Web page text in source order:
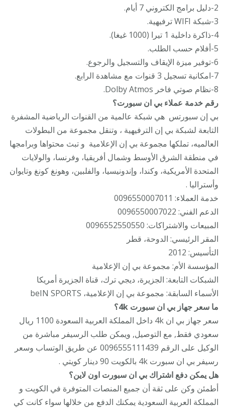
2-دليل برامج الكتروني 7 أيام.
3-شبكة WIFI ترفيهية.
4-ذاكرة داخلية 1 تيرا (1000 غيغا).
5-أفلام حسب الطلب.
6-توفير ميزة الإيقاف والتسجيل والرجوع.
7-امكانية تسجيل 3 قنوات مع مشاهدة الرابع.
8-نظام صوتي فاخر Dolby Atmos.
رقم خدمة عملاء بي ان سبورت؟
بي إن سبورتس ‏ هي شبكة عالمية من القنوات الرياضية المشفرة
التابعة لشبكة بي إن الترفيهية ‏، وتنقل مجموعة من البطولات
العالميه، تملكها مجموعة بي إن الإعلامية ‏ و تبث محتواها وبرامجها
في منطقة الشرق الأوسط وشمال أفريقيا، وفرنسا، والولايات
المتحدة الأمريكية، وكندا، وإندونيسيا، والفلبين، وهونغ كونغ وتايوان
وأستراليا .
خدمة العملاء: 0096550007011
الدعم الفني: 0096550007022
المبيعات والاشتراكات: 0096552550550
المقر الرئيسي: الدوحة، قطر
التأسيس: 2012
المؤسسة الأم: مجموعة بي إن الإعلامية
الشبكات التابعة: الجزيرة، ديجي ترك، قناة الجزيرة أمريكا
الأسماء السابقة: مجموعة بي إن الإعلامية، beIN SPORTS
ما سعر جهاز بي ان سبورت 4k؟
سعر جهاز بي ان 4k داخل المملكة العربية السعودة 1100 ريال
سعودي فقط, مع التوصيل, ويمكن طلب الرسيفر مباشرة من
الوكيل على الرقم 0096555111439 عن طريق الوتساب وسعر
رسيفر بي ان سبورت 4k بالكويت 90 دينار كويتي .
هل يمكن دفع اشتراك بي ان سبورت اون لاين؟
أطمئن وكن على ثقة أن جميع المنصات المتوفرة في الكويت و
المملكة العربية السعودية يمكنك الدفع من خلالها سواء كانت كي